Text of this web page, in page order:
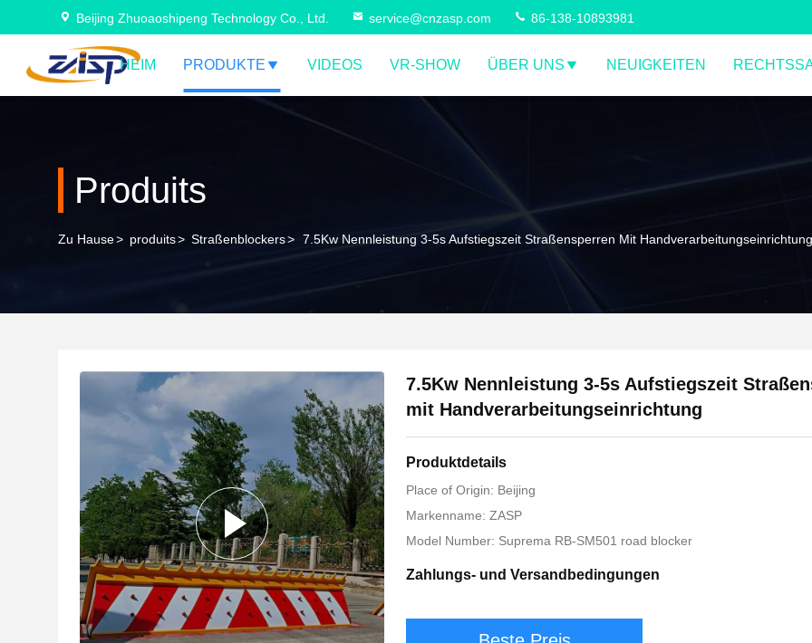
Beijing Zhuoaoshipeng Technology Co., Ltd. service@cnzasp.com 86-138-10893981
HEIM PRODUKTE VIDEOS VR-SHOW ÜBER UNS NEUIGKEITEN
Produits
Zu Hause> produits> Straßenblockers> 7.5Kw Nennleistung 3-5s Aufstiegszeit Straßensperren Mit Handverarbeitungseinrichtung
7.5Kw Nennleistung 3-5s Aufstiegszeit
mit Handverarbeitungseinrichtung
Produktdetails
Place of Origin: Beijing
Markenname: ZASP
Model Number: Suprema RB-SM501 road blocker
Zahlungs- und Versandbedingungen